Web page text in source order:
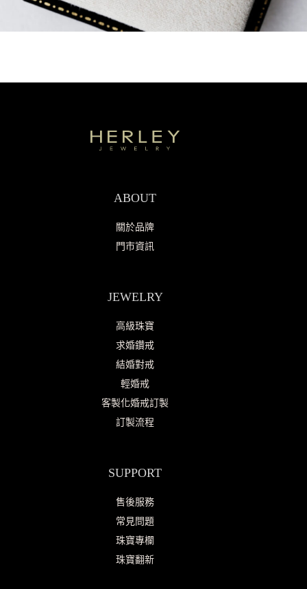
ABOUT
關於品牌
門市資訊
JEWELRY
高級珠寶
求婚鑽戒
結婚對戒
輕婚戒
客製化婚戒訂製
訂製流程
SUPPORT
售後服務
常見問題
珠寶專欄
珠寶翻新